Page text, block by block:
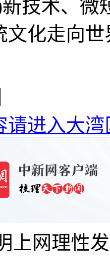
技术、微
文化走向
请进入大湾
上网理性